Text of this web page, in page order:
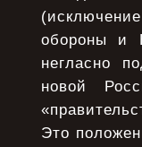
обороны и
негласно
новой
Это